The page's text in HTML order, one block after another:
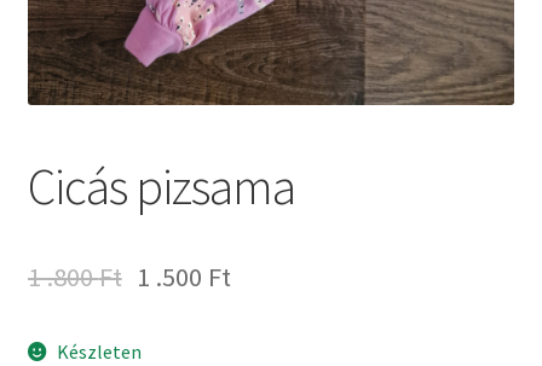
Cicás pizsama
1 .800Ft 1 .500 Ft
Készleten